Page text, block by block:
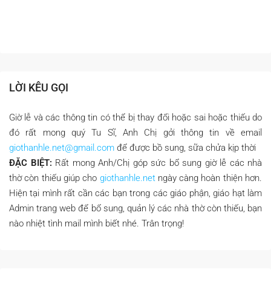
LỜI KÊU GỌI
Giờ lễ và các thông tin có thể bị thay đổi hoặc sai hoặc thiếu do
đó rất mong quý Tu Sĩ, Anh Chị gởi thông tin về email
giothanhle.net@gmail.com để được bồ sung, sữa chửa kịp thời
ĐẶC BIỆT: Rất mong Anh/Chị góp sức bổ sung giờ lễ các nhà
thờ còn thiếu giúp cho giothanhle.netngày càng hoàn thiện hơn.
Hiện tại mình rất cần các bạn trong các giáo phận, giáo hạt làm
Admin trang web để bổ sung, quản lý các nhà thờ còn thiếu, bạn
nào nhiệt tình mail mình biết nhé. Trân trọng!